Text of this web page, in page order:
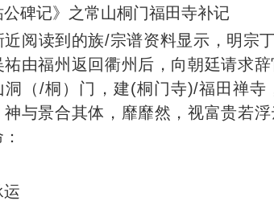
公碑记》之常山桐门福田寺补记
近阅读到的族/宗谱资料显示，明宗
祐由福州返回衢州后，向朝廷请求
洞（/桐）门，建(桐门寺)/福田禅寺
神与景合其体，靡靡然，视富贵若
运